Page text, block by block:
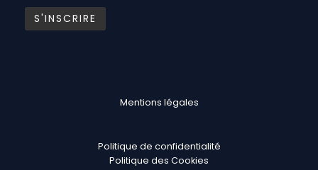
Mentions légales
Politique de confidentialité
Politique des Cookies